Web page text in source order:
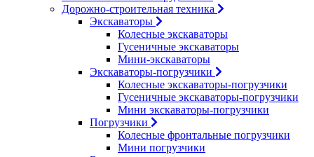
Дорожно-строительная техника
Экскаваторы
Колесные экскаваторы
Гусеничные экскаваторы
Мини-экскаваторы
Экскаваторы-погрузчики
Колесные экскаваторы-погрузчики
Гусеничные экскаваторы-погрузчики
Мини экскаваторы-погрузчики
Погрузчики
Колесные фронтальные погрузчики
Мини погрузчики